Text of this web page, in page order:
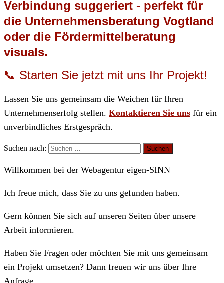
📞 Starten Sie jetzt mit uns Ihr Projekt!
Lassen Sie uns gemeinsam die Weichen für Ihren
Unternehmenserfolg stellen. Kontaktieren Sie uns für ein
unverbindliches Erstgespräch.
Suchen nach:
Willkommen bei der Webagentur eigen-SINN
Ich freue mich, dass Sie zu uns gefunden haben.
Gern können Sie sich auf unseren Seiten über unsere
Arbeit informieren.
Haben Sie Fragen oder möchten Sie mit uns gemeinsam
ein Projekt umsetzen? Dann freuen wir uns über Ihre